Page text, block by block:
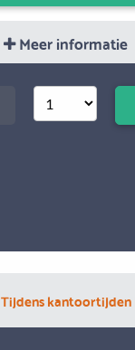
Meer informatie
Tijdens kantoortijden